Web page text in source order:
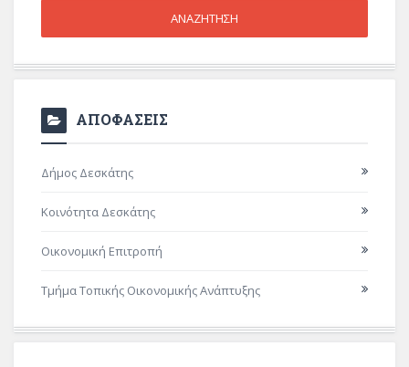
ΑΠΟΦΑΣΕΙΣ
Δήμος Δεσκάτης
Κοινότητα Δεσκάτης
Οικονομική Επιτροπή
Τμήμα Τοπικής Οικονομικής Ανάπτυξης